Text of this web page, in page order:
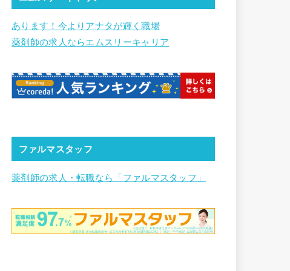
あります！今よりアナタが輝く職場
薬剤師の求人ならエムスリーキャリア
ファルマスタッフ
薬剤師の求人・転職なら「ファルマスタッフ」